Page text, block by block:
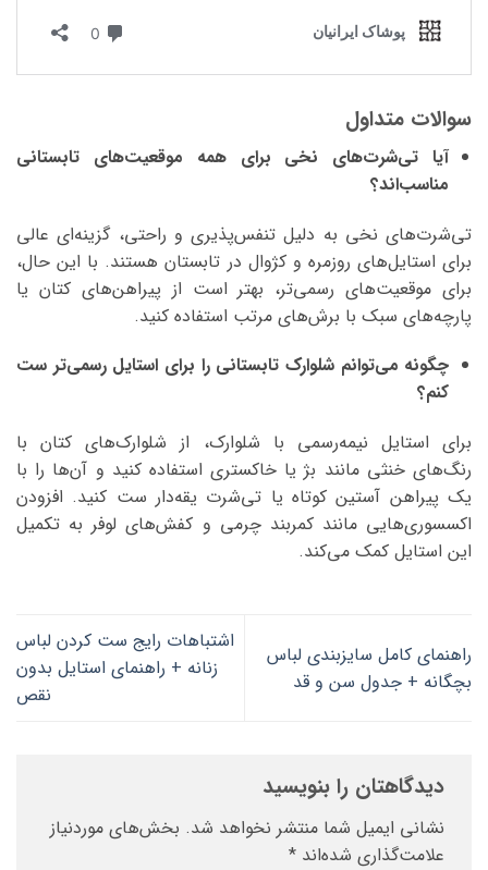
سوالات متداول
آیا تی‌شرت‌های نخی برای همه موقعیت‌های تابستانی
مناسب‌اند؟
تی‌شرت‌های نخی به دلیل تنفس‌پذیری و راحتی، گزینه‌ای عالی
برای استایل‌های روزمره و کژوال در تابستان هستند. با این حال،
برای موقعیت‌های رسمی‌تر، بهتر است از پیراهن‌های کتان یا
پارچه‌های سبک با برش‌های مرتب استفاده کنید.
چگونه می‌توانم شلوارک تابستانی را برای استایل رسمی‌تر ست
کنم؟
برای استایل نیمه‌رسمی با شلوارک، از شلوارک‌های کتان با
رنگ‌های خنثی مانند بژ یا خاکستری استفاده کنید و آن‌ها را با
یک پیراهن آستین کوتاه یا تی‌شرت یقه‌دار ست کنید. افزودن
اکسسوری‌هایی مانند کمربند چرمی و کفش‌های لوفر به تکمیل
این استایل کمک می‌کند.
راهنمای کامل سایزبندی لباس
بچگانه + جدول سن و قد
اشتباهات رایج ست کردن لباس
زنانه + راهنمای استایل بدون
نقص
دیدگاهتان را بنویسید
نشانی ایمیل شما منتشر نخواهد شد. بخش‌های موردنیاز
علامت‌گذاری شده‌اند *